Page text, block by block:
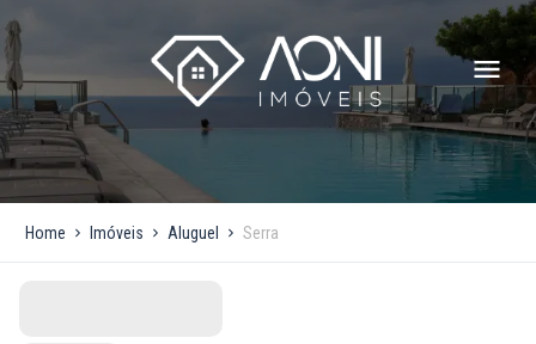
Home Imóveis Aluguel Serra